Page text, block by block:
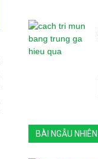
BÀI NGẪU NHIÊN